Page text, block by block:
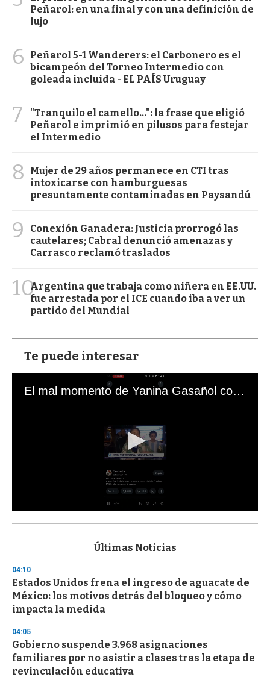
Peñarol: en una final y con una definición de
lujo
6
Peñarol 5-1 Wanderers: el Carbonero es el
bicampeón del Torneo Intermedio con
goleada incluida - EL PAÍS Uruguay
7
"Tranquilo el camello...": la frase que eligió
Peñarol e imprimió en pilusos para festejar
el Intermedio
8
Mujer de 29 años permanece en CTI tras
intoxicarse con hamburguesas
presuntamente contaminadas en Paysandú
9
Conexión Ganadera: Justicia prorrogó las
cautelares; Cabral denunció amenazas y
Carrasco reclamó traslados
10Argentina que trabaja como niñera en EE.UU.
fue arrestada por el ICE cuando iba a ver un
partido del Mundial
Te puede interesar
El mal momento de Yanina Gasañol con un hincha argentino en "Subrayado"
s
d
s
o
f
3
s
e
c
o
n
Últimas Noticias
04:10
Estados Unidos frena el ingreso de aguacate de
México: los motivos detrás del bloqueo y cómo
impacta la medida
04:05
Gobierno suspende 3.968 asignaciones
familiares por no asistir a clases tras la etapa de
revinculación educativa